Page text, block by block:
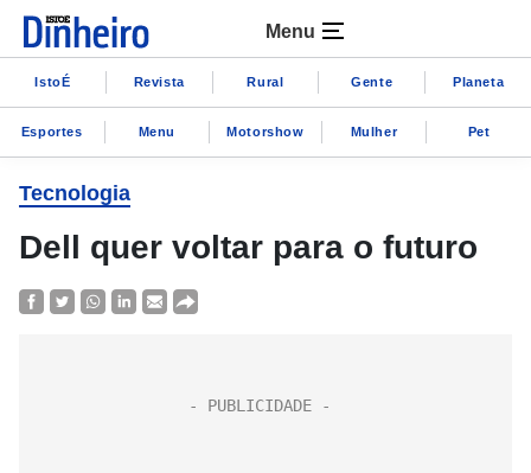
Menu
IstoÉ Revista Rural Gente Planeta
Esportes Menu Motorshow Mulher Pet
Tecnologia
Dell quer voltar para o futuro